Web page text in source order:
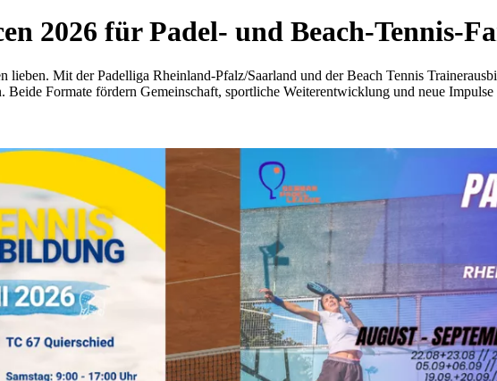
2026 für Padel- und Beach-Tennis-
lieben. Mit der Padelliga Rheinland-Pfalz/Saarland und der Beach Tennis
Formate fördern Gemeinschaft, sportliche Weiterentwicklung und neue